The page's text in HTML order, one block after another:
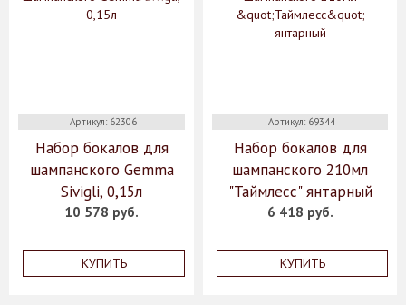
Артикул: 62306
Набор бокалов для
шампанского Gemma
Sivigli, 0,15л
10 578 руб.
КУПИТЬ
Артикул: 69344
Набор бокалов для
шампанского 210мл
"Таймлесс" янтарный
6 418 руб.
КУПИТЬ